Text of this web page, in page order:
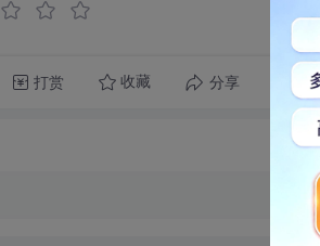
打赏 收藏 分享